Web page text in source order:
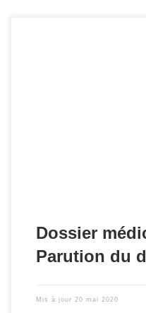
Dossier
Parution du
Mis à jour 20 mai 2020